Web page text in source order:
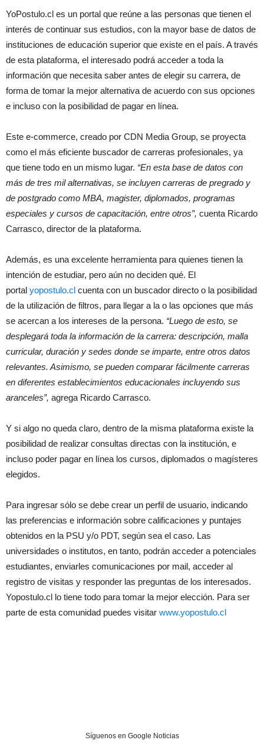
YoPostulo.cl es un portal que reúne a las personas que tienen el
interés de continuar sus estudios, con la mayor base de datos de
instituciones de educación superior que existe en el país. A través
de esta plataforma, el interesado podrá acceder a toda la
información que necesita saber antes de elegir su carrera, de
forma de tomar la mejor alternativa de acuerdo con sus opciones
e incluso con la posibilidad de pagar en línea.
Este e-commerce, creado por CDN Media Group, se proyecta
como el más eficiente buscador de carreras profesionales, ya
que tiene todo en un mismo lugar. “En esta base de datos con
más de tres mil alternativas, se incluyen carreras de pregrado y
de postgrado como MBA, magister, diplomados, programas
especiales y cursos de capacitación, entre otros”, cuenta Ricardo
Carrasco, director de la plataforma.
Además, es una excelente herramienta para quienes tienen la
intención de estudiar, pero aún no deciden qué. El
portal yopostulo.cl cuenta con un buscador directo o la posibilidad
de la utilización de filtros, para llegar a la o las opciones que más
se acercan a los intereses de la persona. “Luego de esto, se
desplegará toda la información de la carrera: descripción, malla
curricular, duración y sedes donde se imparte, entre otros datos
relevantes. Asimismo, se pueden comparar fácilmente carreras
en diferentes establecimientos educacionales incluyendo sus
aranceles”, agrega Ricardo Carrasco.
Y si algo no queda claro, dentro de la misma plataforma existe la
posibilidad de realizar consultas directas con la institución, e
incluso poder pagar en línea los cursos, diplomados o magísteres
elegidos.
Para ingresar sólo se debe crear un perfil de usuario, indicando
las preferencias e información sobre calificaciones y puntajes
obtenidos en la PSU y/o PDT, según sea el caso. Las
universidades o institutos, en tanto, podrán acceder a potenciales
estudiantes, enviarles comunicaciones por mail, acceder al
registro de visitas y responder las preguntas de los interesados.
Yopostulo.cl lo tiene todo para tomar la mejor elección. Para ser
parte de esta comunidad puedes visitar www.yopostulo.cl
Síguenos en Google Noticias